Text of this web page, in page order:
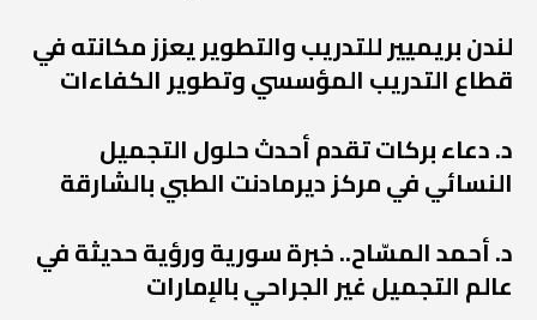
لندن بريميير للتدريب والتطوير يعزز مكانته في
قطاع التدريب المؤسسي وتطوير الكفاءات
د. دعاء بركات تقدم أحدث حلول التجميل
النسائي في مركز ديرمادنت الطبي بالشارقة
د. أحمد المسّاح.. خبرة سورية ورؤية حديثة في
عالم التجميل غير الجراحي بالإمارات